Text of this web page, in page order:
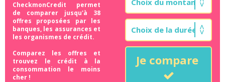
CheckmonCredit permet
de comparer jusqu'à 38
offres proposées par les
banques, les assurances et
les organismes de crédit.
Comparez les offres et
trouvez le crédit à la
consommation le moins
cher !
Je compare